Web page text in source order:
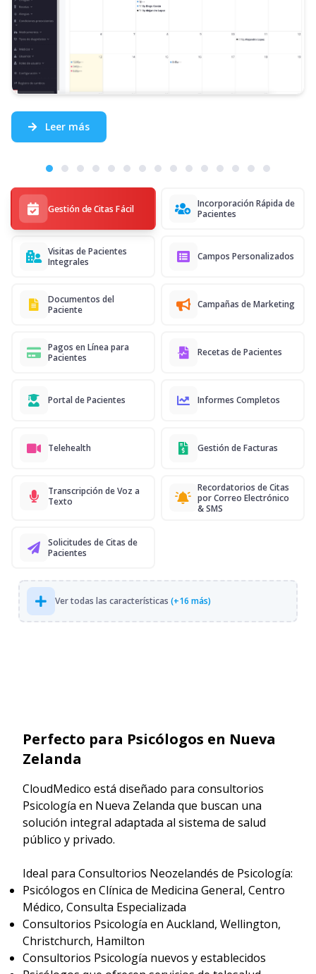
Gestión de Citas Fácil
Incorporación Rápida de
Pacientes
Visitas de Pacientes
Integrales
Campos Personalizados
Documentos del
Paciente
Campañas de Marketing
Pagos en Línea para
Pacientes
Recetas de Pacientes
Portal de Pacientes Informes Completos
Telehealth Gestión de Facturas
Transcripción de Voz a
Texto
Recordatorios de Citas
por Correo Electrónico
& SMS
Solicitudes de Citas de
Pacientes
Ver todas las características (+16 más)
Leer más
Perfecto para Psicólogos en Nueva
Zelanda
CloudMedico está diseñado para consultorios
Psicología en Nueva Zelanda que buscan una
solución integral adaptada al sistema de salud
público y privado.
Ideal para Consultorios Neozelandés de Psicología:
Psicólogos en Clínica de Medicina General, Centro
Médico, Consulta Especializada
Consultorios Psicología en Auckland, Wellington,
Christchurch, Hamilton
Consultorios Psicología nuevos y establecidos